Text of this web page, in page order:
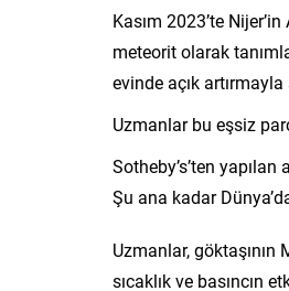
Kasım 2023’te
meteorit olarak
evinde açık artırmayla
Uzmanlar bu eşsiz
Sotheby’s’ten
Şu ana kadar
Uzmanlar,
sıcaklık ve basıncın